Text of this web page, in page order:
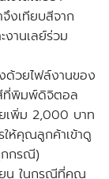
งเทียบสีจาก
งานเลย์ร่วม
วยไฟล์งานของ
ที่พิมพ์ดิจิตอล
เพิ่ม 2,000 บาท
ห้คุณลูกค้าเข้าดู
กกรณี)
ยน ในกรณีที่คุณ